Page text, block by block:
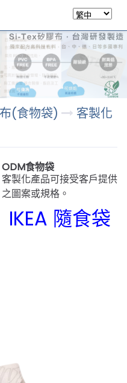
商店 永續發展 關於我
(食物袋)
客製化
ODM食物袋
客製化產品可接受客戶提供
之圖案或規格。
IKEA 隨食袋